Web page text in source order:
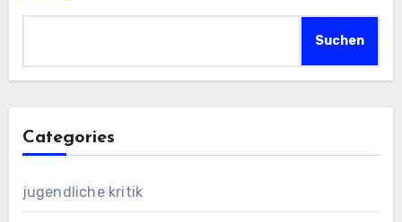
Suchen
Categories
jugendliche kritik